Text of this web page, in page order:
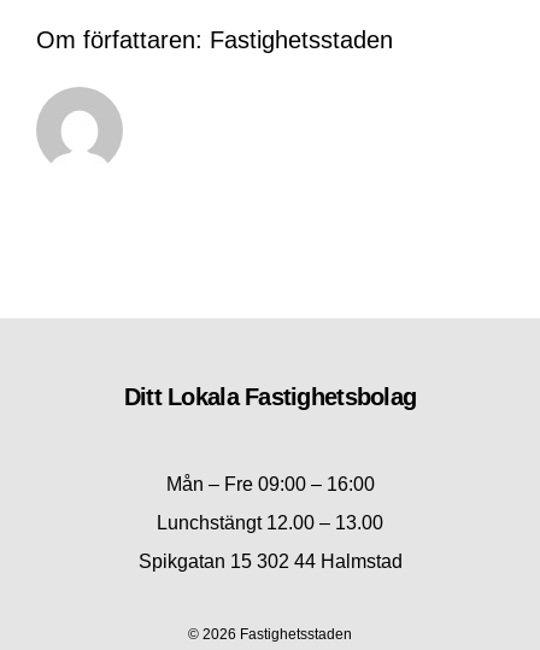
Om författaren: Fastighetsstaden
Ditt Lokala Fastighetsbolag
Mån – Fre 09:00 – 16:00
Lunchstängt 12.00 – 13.00
Spikgatan 15 302 44 Halmstad
© 2026 Fastighetsstaden